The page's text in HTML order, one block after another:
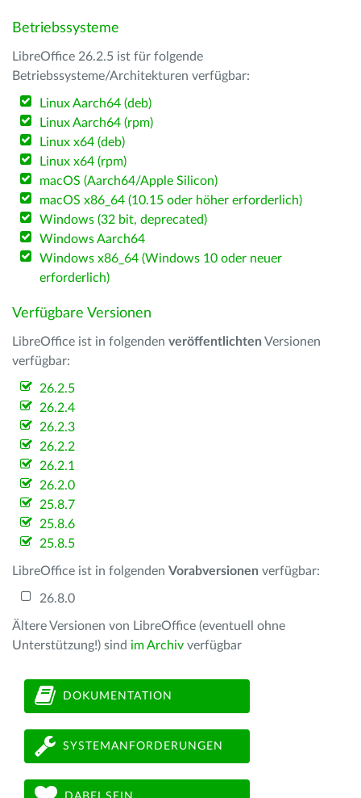
Betriebssysteme
LibreOffice 26.2.5 ist für folgende
Betriebssysteme/Architekturen verfügbar:
Linux Aarch64 (deb)
Linux Aarch64 (rpm)
Linux x64 (deb)
Linux x64 (rpm)
macOS (Aarch64/Apple Silicon)
macOS x86_64 (10.15 oder höher erforderlich)
Windows (32 bit, deprecated)
Windows Aarch64
Windows x86_64 (Windows 10 oder neuer
erforderlich)
Verfügbare Versionen
LibreOffice ist in folgenden veröffentlichten Versionen
verfügbar:
26.2.5
26.2.4
26.2.3
26.2.2
26.2.1
26.2.0
25.8.7
25.8.6
25.8.5
LibreOffice ist in folgenden Vorabversionen verfügbar:
26.8.0
Ältere Versionen von LibreOffice (eventuell ohne
Unterstützung!) sind im Archiv verfügbar
DOKUMENTATION
SYSTEMANFORDERUNGEN